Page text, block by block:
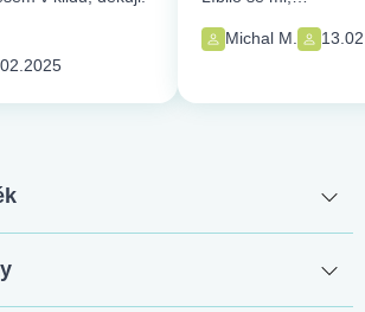
Michal M.